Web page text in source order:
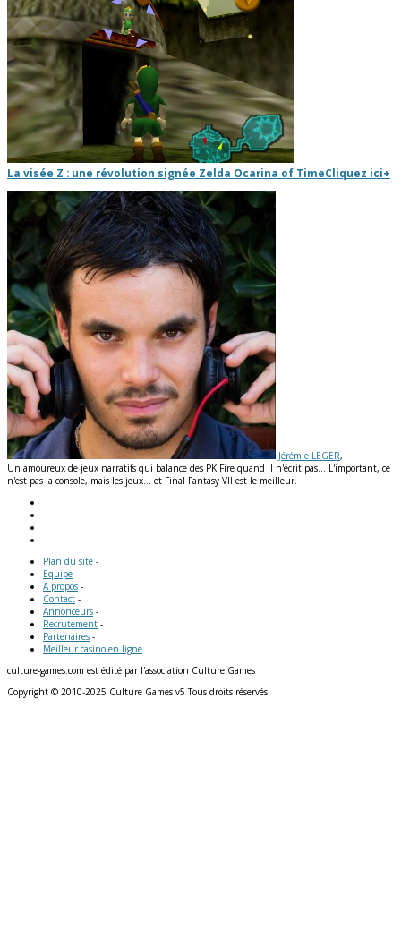
La visée Z : une révolution signée Zelda Ocarina of TimeCliquez ici+
Jérémie LEGER,
Un amoureux de jeux narratifs qui balance des PK Fire quand il n'écrit pas... L'important, ce
n'est pas la console, mais les jeux... et Final Fantasy VII est le meilleur.
Plan du site -
Equipe -
A propos -
Contact -
Annonceurs -
Recrutement -
Partenaires -
Meilleur casino en ligne
culture-games.com est édité par l'association Culture Games
Copyright © 2010-2025 Culture Games v5 Tous droits réservés.